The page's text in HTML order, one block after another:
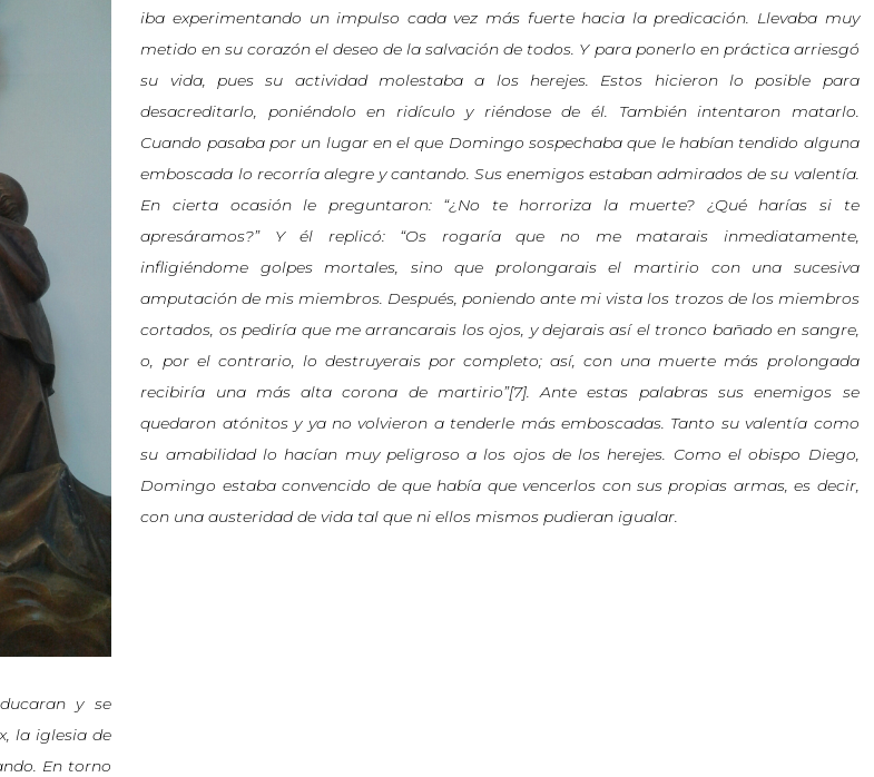
y se
la iglesia de
En torno
iba experimentando un impulso cada vez más fuerte hacia la predicación. Llevaba muy
metido en su corazón el deseo de la salvación de todos. Y para ponerlo en práctica arriesgó
su vida, pues su actividad molestaba a los herejes. Estos hicieron lo posible para
desacreditarlo, poniéndolo en ridículo y riéndose de él. También intentaron matarlo.
Cuando pasaba por un lugar en el que Domingo sospechaba que le habían tendido alguna
emboscada lo recorría alegre y cantando. Sus enemigos estaban admirados de su valentía.
En cierta ocasión le preguntaron: “¿No te horroriza la muerte? ¿Qué harías si te
apresáramos?” Y él replicó: “Os rogaría que no me matarais inmediatamente,
infligiéndome golpes mortales, sino que prolongarais el martirio con una sucesiva
amputación de mis miembros. Después, poniendo ante mi vista los trozos de los miembros
cortados, os pediría que me arrancarais los ojos, y dejarais así el tronco bañado en sangre,
o, por el contrario, lo destruyerais por completo; así, con una muerte más prolongada
recibiría una más alta corona de martirio”[7]. Ante estas palabras sus enemigos se
quedaron atónitos y ya no volvieron a tenderle más emboscadas. Tanto su valentía como
su amabilidad lo hacían muy peligroso a los ojos de los herejes. Como el obispo Diego,
Domingo estaba convencido de que había que vencerlos con sus propias armas, es decir,
con una austeridad de vida tal que ni ellos mismos pudieran igualar.